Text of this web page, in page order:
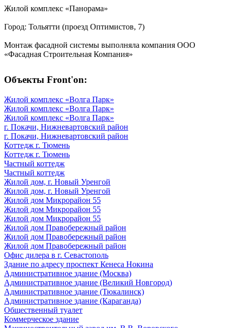
Жилой комплекс «Панорама»
Город: Тольятти (проезд Оптимистов, 7)
Монтаж фасадной системы выполняла компания ООО
«Фасадная Строительная Компания»
Объекты Front'on:
Жилой комплекс «Волга Парк»
Жилой комплекс «Волга Парк»
Жилой комплекс «Волга Парк»
г. Покачи, Нижневартовский район
г. Покачи, Нижневартовский район
Коттедж г. Тюмень
Коттедж г. Тюмень
Частный коттедж
Частный коттедж
Жилой дом, г. Новый Уренгой
Жилой дом, г. Новый Уренгой
Жилой дом Микрорайон 55
Жилой дом Микрорайон 55
Жилой дом Микрорайон 55
Жилой дом Правобережный район
Жилой дом Правобережный район
Жилой дом Правобережный район
Офис дилера в г. Севастополь
Здание по адресу проспект Кенеса Нокина
Административное здание (Москва)
Административное здание (Великий Новгород)
Административное здание (Тюкалинск)
Административное здание (Караганда)
Общественный туалет
Коммерческое здание